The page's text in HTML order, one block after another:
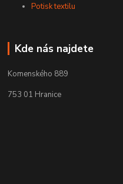
Potisk textilu
Kde nás najdete
Komenského 889
753 01 Hranice